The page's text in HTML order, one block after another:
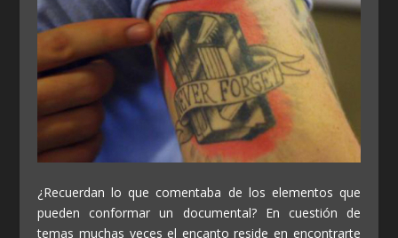
¿Recuerdan lo que comentaba de los elementos que
pueden conformar un documental? En cuestión de
temas muchas veces el encanto reside en encontrarte